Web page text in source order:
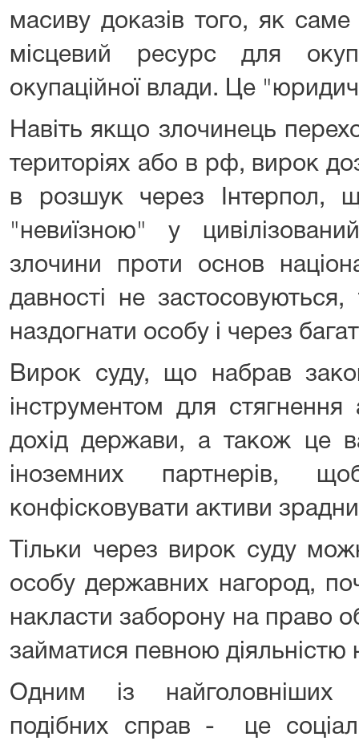
масиву доказів того, як саме
місцевий ресурс для
окупаційної влади. Це
Навіть якщо злочинець
територіях або в рф, вирок
в розшук через Інтерпол,
"невиїзною" у
злочини проти основ
давності не
наздогнати особу і через
Вирок суду, що набрав
інструментом для стягнення
дохід держави, а також це
іноземних партнерів,
конфісковувати активи
Тільки через вирок суду
особу державних нагород,
накласти заборону на право
займатися певною діяльністю
Одним із найголовніших
подібних справ - це